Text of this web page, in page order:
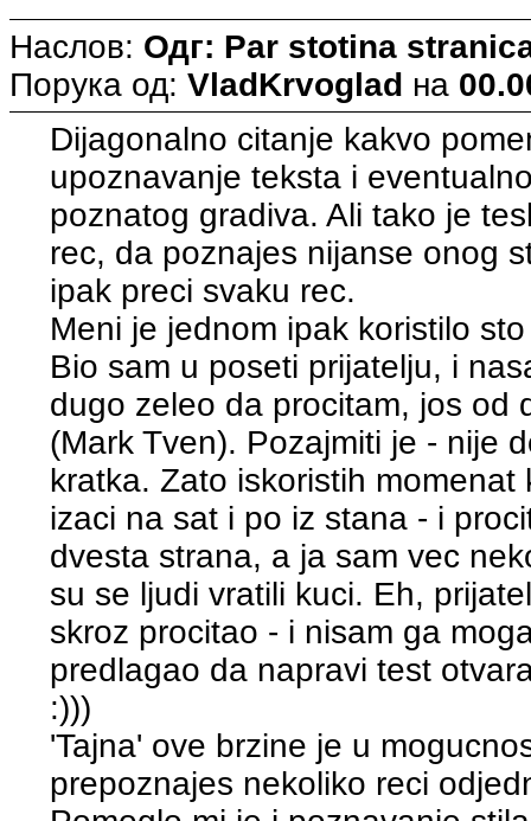
Наслов: Одг: Par stotina
Порука од: VladKrvoglad на
Dijagonalno citanje kakvo
upoznavanje teksta i
poznatog gradiva. Ali tako je
rec, da poznajes nijanse onog
ipak preci svaku rec.
Meni je jednom ipak koristilo
Bio sam u poseti prijatelju, i
dugo zeleo da procitam, jos od
(Mark Tven). Pozajmiti je - nije
kratka. Zato iskoristih
izaci na sat i po iz stana - i
dvesta strana, a ja sam vec
su se ljudi vratili kuci. Eh,
skroz procitao - i nisam ga
predlagao da napravi test
:)))
'Tajna' ove brzine je u
prepoznajes nekoliko reci